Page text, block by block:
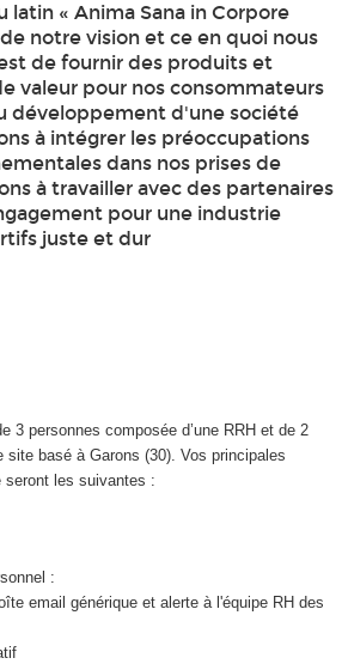
latin « Anima Sana in Corpore
notre vision et ce en quoi nous
de fournir des produits et
valeur pour nos consommateurs
développement d'une société
à intégrer les préoccupations
dans nos prises de
à travailler avec des partenaires
pour une industrie
juste et dur
3 personnes composée d’une RRH et de 2
site basé à Garons (30). Vos principales
les suivantes :
:
email générique et alerte à l'équipe RH des